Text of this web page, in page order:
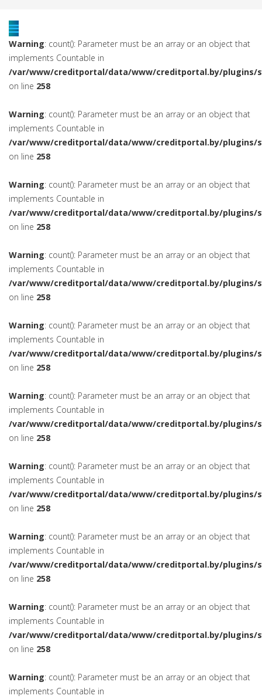
Warning: count(): Parameter must be an array or an object that
implements Countable in
/var/www/creditportal/data/www/creditportal.by/plugins/
on line 258
Warning: count(): Parameter must be an array or an object that
implements Countable in
/var/www/creditportal/data/www/creditportal.by/plugins/
on line 258
Warning: count(): Parameter must be an array or an object that
implements Countable in
/var/www/creditportal/data/www/creditportal.by/plugins/
on line 258
Warning: count(): Parameter must be an array or an object that
implements Countable in
/var/www/creditportal/data/www/creditportal.by/plugins/
on line 258
Warning: count(): Parameter must be an array or an object that
implements Countable in
/var/www/creditportal/data/www/creditportal.by/plugins/
on line 258
Warning: count(): Parameter must be an array or an object that
implements Countable in
/var/www/creditportal/data/www/creditportal.by/plugins/
on line 258
Warning: count(): Parameter must be an array or an object that
implements Countable in
/var/www/creditportal/data/www/creditportal.by/plugins/
on line 258
Warning: count(): Parameter must be an array or an object that
implements Countable in
/var/www/creditportal/data/www/creditportal.by/plugins/
on line 258
Warning: count(): Parameter must be an array or an object that
implements Countable in
/var/www/creditportal/data/www/creditportal.by/plugins/
on line 258
Warning: count(): Parameter must be an array or an object that
implements Countable in